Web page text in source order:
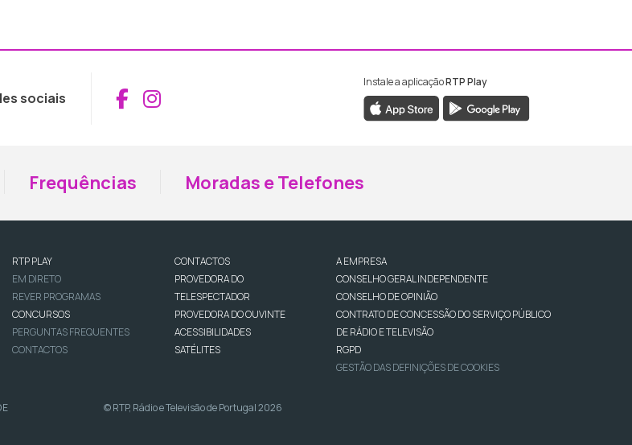
sociais Aceder ao Facebook da RTP Madeira
Aceder ao Instagram da RTP Madeira
Instale a aplicaçãoRTP Play
Frequências Moradas e Telefones
RTP PLAY
EM DIRETO
REVER PROGRAMAS
CONCURSOS
PERGUNTAS FREQUENTES
CONTACTOS
CONTACTOS
PROVEDORA DO
TELESPECTADOR
PROVEDORA DO OUVINTE
ACESSIBILIDADES
SATÉLITES
A EMPRESA
CONSELHO GERAL INDEPENDENTE
CONSELHO DE OPINIÃO
CONTRATO DE CONCESSÃO DO SERVIÇO PÚBLICO
DE RÁDIO E TELEVISÃO
RGPD
GESTÃO DAS DEFINIÇÕES DE COOKIES
© RTP, Rádio e Televisão de Portugal 2026